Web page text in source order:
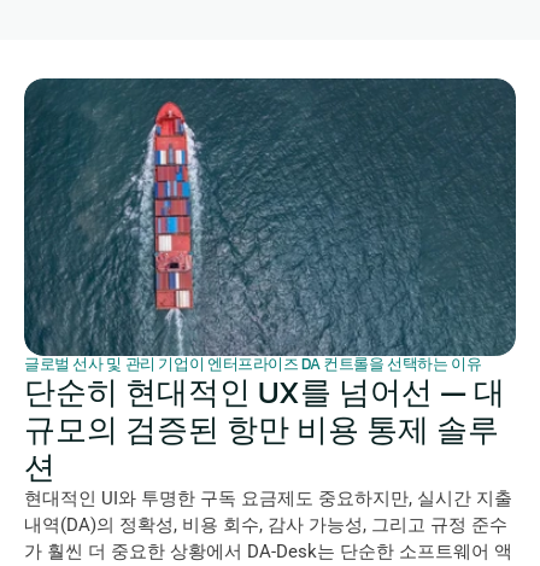
글로벌 선사 및 관리 기업이 엔터프라이즈 DA 컨트롤을 선택하는 이유
단순히 현대적인 UX를 넘어선 — 대
규모의 검증된 항만 비용 통제 솔루
션
현대적인 UI와 투명한 구독 요금제도 중요하지만, 실시간 지출
내역(DA)의 정확성, 비용 회수, 감사 가능성, 그리고 규정 준수
가 훨씬 더 중요한 상황에서 DA-Desk는 단순한 소프트웨어 액